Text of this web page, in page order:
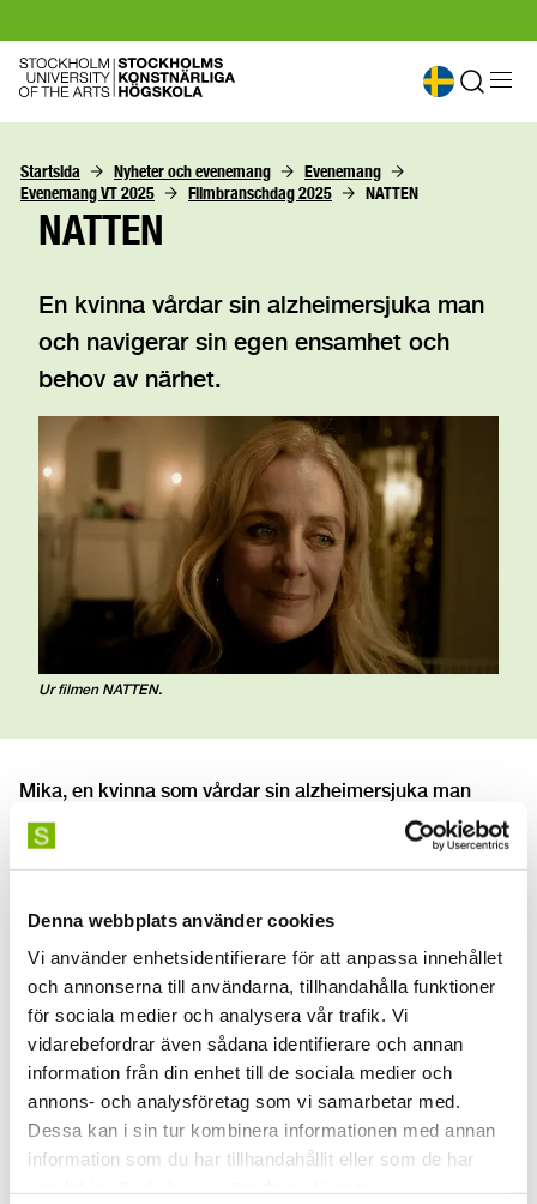
Denna webbplats använder cookies
Vi använder enhetsidentifierare för att anpassa innehållet
och annonserna till användarna, tillhandahålla funktioner
för sociala medier och analysera vår trafik. Vi
vidarebefordrar även sådana identifierare och annan
information från din enhet till de sociala medier och
annons- och analysföretag som vi samarbetar med.
Dessa kan i sin tur kombinera informationen med annan
information som du har tillhandahållit eller som de har
Startsida Nyheter och evenemang
Evenemang
Evenemang VT 2025
Filmbranschdag 2025 NATTEN
NATTEN
En kvinna vårdar sin alzheimersjuka man
och navigerar sin egen ensamhet och
behov av närhet.
Ur filmen NATTEN.
Mika, en kvinna som vårdar sin alzheimersjuka man
Anders, navigerar sin egen ensamhet och behov av
närhet. När Ossian, en man som arbetar inom
hemtjänsten, kliver in i deras liv, väcks något i Mika – en
en obekväm sanning om hennes situation.
Team
Joel Georgsson : Regi
Sissela Nelander: Manus
Gustav Ahnelöv: Producent
Kevin Orellana Jansson : Filmfoto
Trixie Edlund Falkenborg:Produktionsdesign